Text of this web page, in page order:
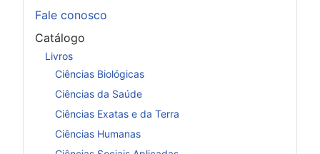
Fale conosco
Catálogo
Livros
Ciências Biológicas
Ciências da Saúde
Ciências Exatas e da Terra
Ciências Humanas